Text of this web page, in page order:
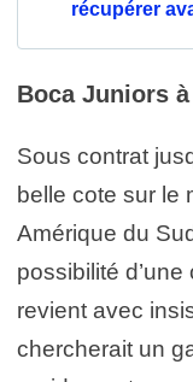
récupérer
Boca Juniors
Sous contrat
belle cote sur le
Amérique du
possibilité
revient avec
chercherait un